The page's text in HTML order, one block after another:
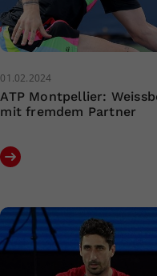
01.02.2024
ATP Montpellier:
mit fremdem Partner